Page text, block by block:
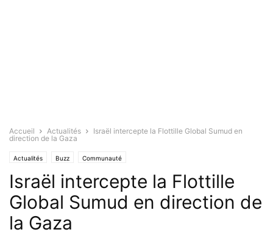
Accueil Actualités
Israël intercepte la Flottille Global Sumud en
direction de la Gaza
Actualités Buzz Communauté
Israël intercepte la Flottille
Global Sumud en direction de
la Gaza